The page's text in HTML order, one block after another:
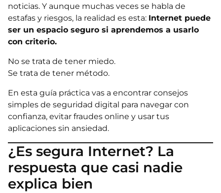
noticias. Y aunque muchas veces se habla de
estafas y riesgos, la realidad es esta: Internet puede
ser un espacio seguro si aprendemos a usarlo
con criterio.
No se trata de tener miedo.
Se trata de tener método.
En esta guía práctica vas a encontrar consejos
simples de seguridad digital para navegar con
confianza, evitar fraudes online y usar tus
aplicaciones sin ansiedad.
¿Es segura Internet? La
respuesta que casi nadie
explica bien